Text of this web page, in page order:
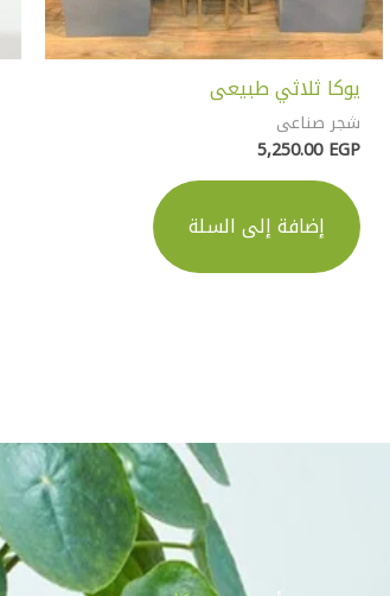
يوكا ثلاثي طبيعى
شجر صناعى
5,250.00EGP
إضافة إلى السلة